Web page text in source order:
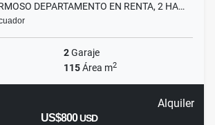
DEPARTAMENTO EN RENTA, 2 HA…
2Garaje
115Área m2
Alquiler
US$800USD